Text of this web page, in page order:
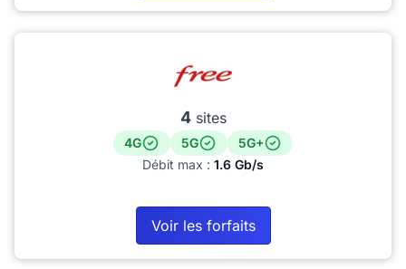
4sites
4G 5G
5G+
Débit max : 1.6 Gb/s
Voir les forfaits